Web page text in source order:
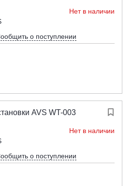
Нет в наличии
о поступлении

AVS WT-003
Нет в наличии
о поступлении